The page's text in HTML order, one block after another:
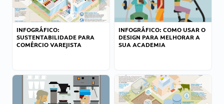
INFOGRÁFICO:
SUSTENTABILIDADE PARA
COMÉRCIO VAREJISTA
INFOGRÁFICO: COMO USAR O
DESIGN PARA MELHORAR A
SUA ACADEMIA